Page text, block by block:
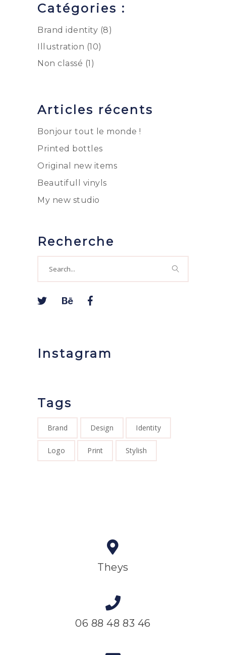
Catégories :
Brand identity (8)
Illustration (10)
Non classé (1)
Articles récents
Bonjour tout le monde !
Printed bottles
Original new items
Beautifull vinyls
My new studio
Recherche
Instagram
Tags
Brand Design Identity
Logo Print Stylish
Theys
06 88 48 83 46